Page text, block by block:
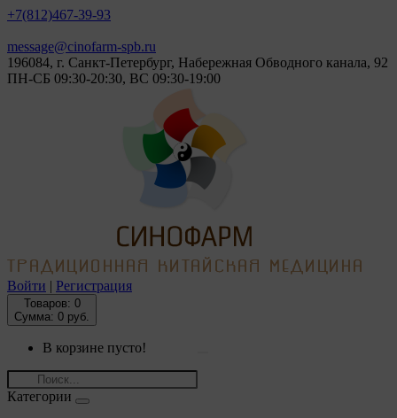
+7(812)467-39-93
message@cinofarm-spb.ru
196084, г. Санкт-Петербург, Набережная Обводного канала, 92
ПН-СБ 09:30-20:30, ВС 09:30-19:00
Войти | Регистрация
Товаров: 0
Сумма: 0 руб.
В корзине пусто!
Категории